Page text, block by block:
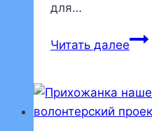
для…
Читать далее